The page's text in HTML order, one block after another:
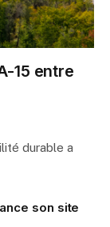
15 entre
durable a
son site